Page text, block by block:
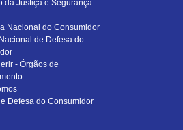
da Justiça e Segurança
Nacional do Consumidor
de Defesa do
- Órgãos de
Defesa do Consumidor